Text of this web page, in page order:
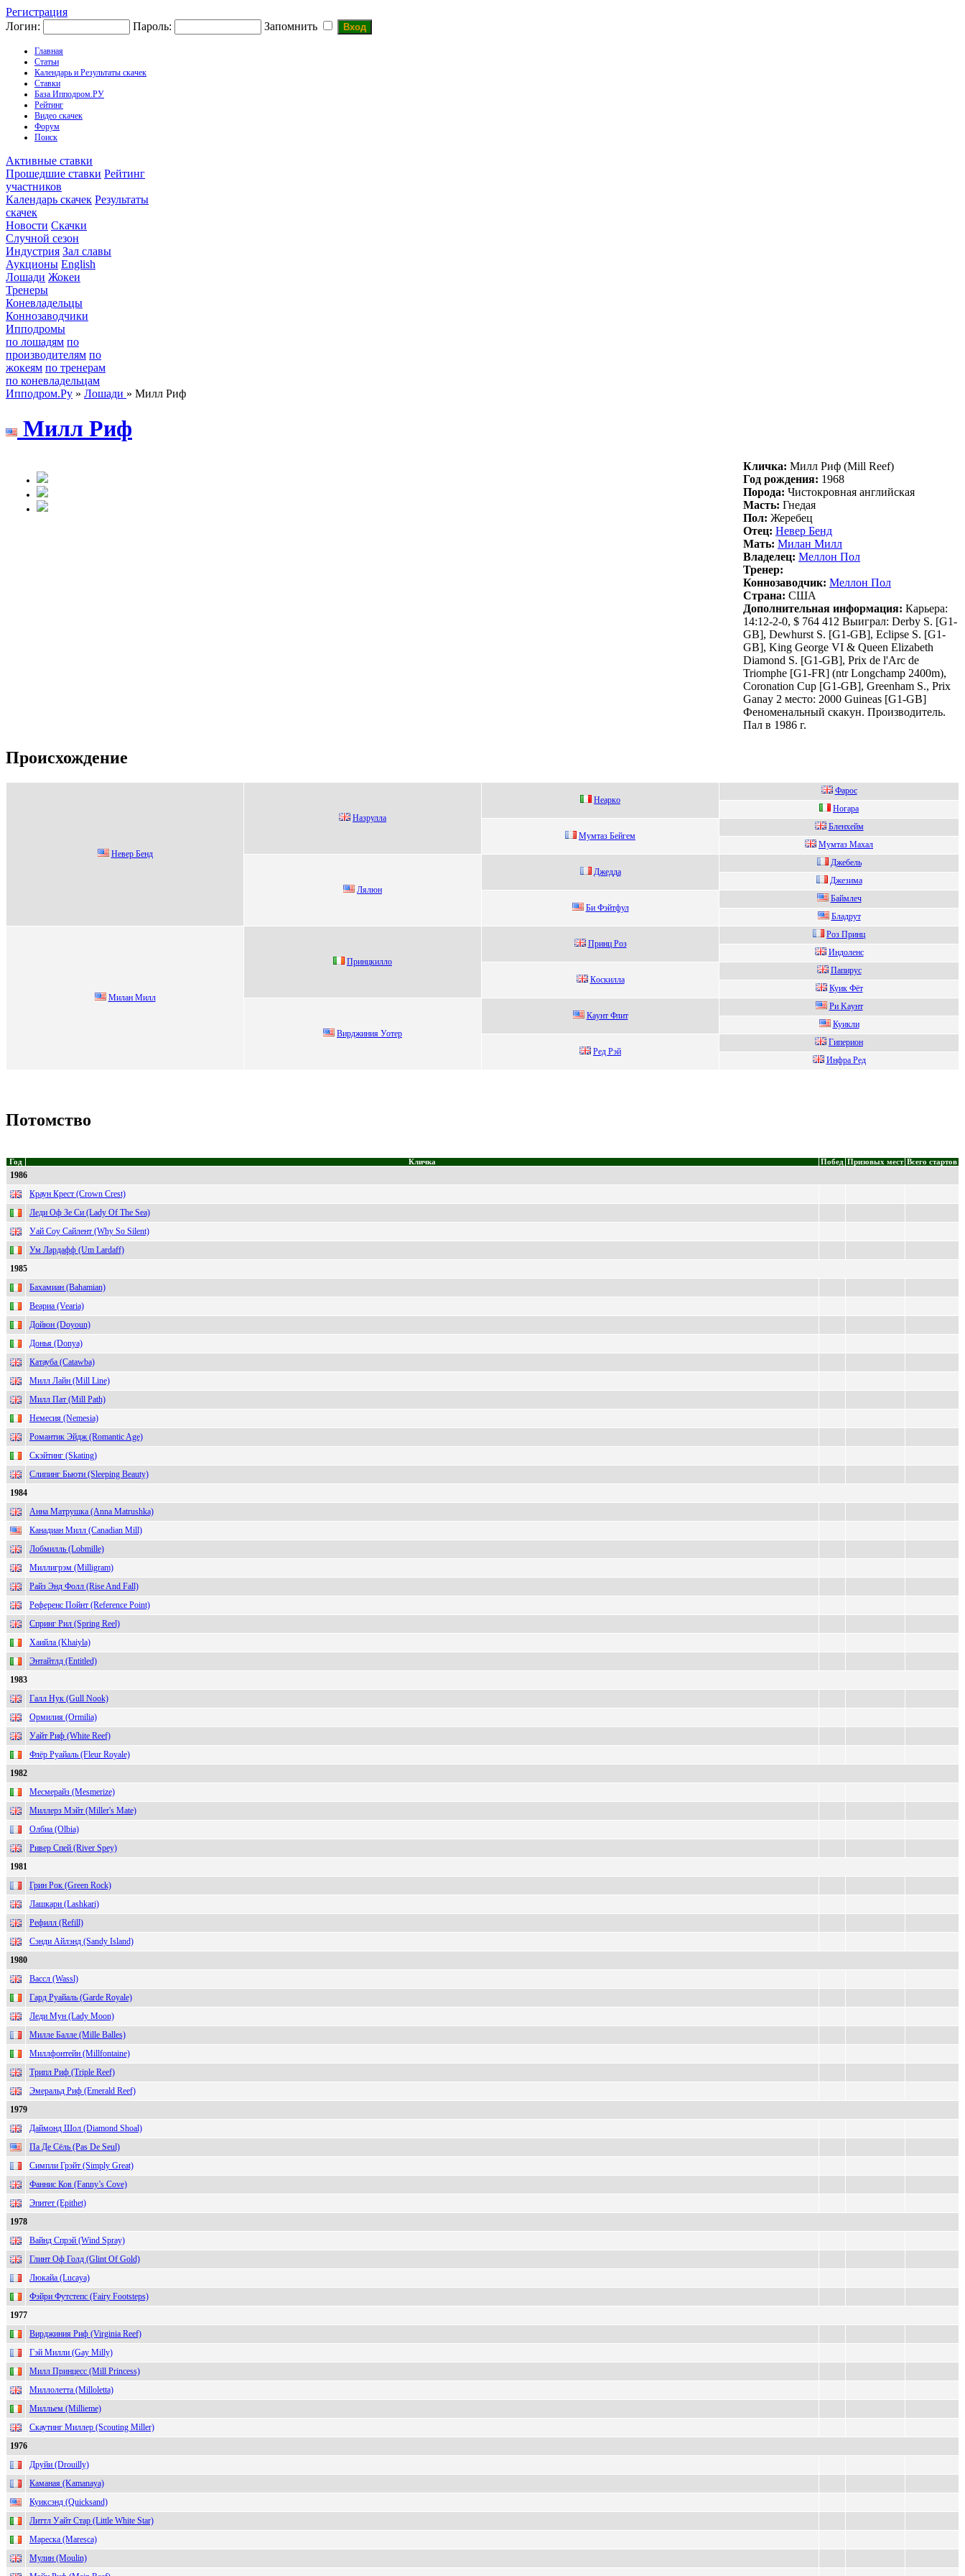
Регистрация
Логин:
Пароль: Запомнить
Главная
Статьи
Календарь и Результаты скачек
Ставки
База Ипподром.РУ
Рейтинг
Видео скачек
Форум
Поиск
Активные ставки
Прошедшие ставки Рейтинг
участников
Календарь скачек Результаты
скачек
Новости Скачки
Случной сезон
Индустрия Зал славы
Аукционы English
Лошади Жокеи
Тренеры
Коневладельцы
Коннозаводчики
Ипподромы
по лошадям по
производителям по
жокеям по тренерам
по коневладельцам
Ипподром.Ру » Лошади » Милл Риф
Милл Риф
Кличка: Милл Риф (Mill Reef)
Год рождения: 1968
Порода: Чистокровная английская
Масть: Гнедая
Пол: Жеребец
Отец: Heвep Бeнд
Мать: Милан Милл
Владелец: Мeллoн Пoл
Тренер:
Коннозаводчик: Mеллон Пол
Страна: США
Дополнительная информация: Карьера:
14:12-2-0, $ 764 412 Выиграл: Derby S. [G1-
GB], Dewhurst S. [G1-GB], Eclipse S. [G1-
GB], King George VI & Queen Elizabeth
Diamond S. [G1-GB], Prix de l'Arc de
Triomphe [G1-FR] (ntr Longchamp 2400m),
Coronation Cup [G1-GB], Greenham S., Prix
Ganay 2 место: 2000 Guineas [G1-GB]
Феноменальный скакун. Производитель.
Пал в 1986 г.
Происхождение
Heвep Бeнд
Нaзруллa
Неapкo
Фaрoc
Ногaрa
Mумтаз Бейгем
Блeнxeйм
Mумтaз Maхaл
Лялюн
Джеддa
Джебель
Джезима
Би Фэйтфул
Бaймлeч
Блaдрут
Милан Милл
Пpинцкиллo
Пpинц Рoз
Poз Принц
Индoленс
Кoскиллa
Папируc
Куик Фёт
Bиpджиния Уотеp
Кaунт Флит
Pи Kaунт
Куикли
Pед Pэй
Гипеpион
Инфра Pед
Потомство
Год Кличка Побед Призовых мест Всего стартов
1986
Краун Крест (Crown Crest)
Леди Оф Зе Си (Lady Of The Sea)
Уай Соу Сайлент (Why So Silent)
Ум Лардафф (Um Lardaff)
1985
Бахамиан (Bahamian)
Веариа (Vearia)
Дойюн (Doyoun)
Донья (Donya)
Катауба (Catawba)
Милл Лайн (Mill Line)
Милл Пат (Mill Path)
Немесия (Nemesia)
Романтик Эйдж (Romantic Age)
Скэйтинг (Skating)
Слипинг Бьюти (Sleeping Beauty)
1984
Анна Матрушка (Anna Matrushka)
Канадиан Милл (Canadian Mill)
Лобмилль (Lobmille)
Миллигрэм (Milligram)
Райз Энд Фолл (Rise And Fall)
Референс Пойнт (Reference Point)
Спринг Рил (Spring Reel)
Хаийла (Khaiyla)
Энтайтлд (Entitled)
1983
Галл Нук (Gull Nook)
Ормилия (Ormilia)
Уайт Риф (White Reef)
Флёр Руайаль (Fleur Royale)
1982
Месмерайз (Mesmerize)
Миллерз Мэйт (Miller's Mate)
Олбиа (Olbia)
Ривер Спей (River Spey)
1981
Грин Рок (Green Rock)
Лашкари (Lashkari)
Рефилл (Refill)
Сэнди Айлэнд (Sandy Island)
1980
Вассл (Wassl)
Гард Руайаль (Garde Royale)
Леди Мун (Lady Moon)
Милле Балле (Mille Balles)
Миллфонтейн (Millfontaine)
Трипл Риф (Triple Reef)
Эмеральд Риф (Emerald Reef)
1979
Даймонд Шол (Diamond Shoal)
Па Де Сёль (Pas De Seul)
Симпли Грэйт (Simply Great)
Фаннис Ков (Fanny’s Cove)
Эпитет (Epithet)
1978
Вайнд Спрэй (Wind Spray)
Глинт Оф Голд (Glint Of Gold)
Люкайа (Lucaya)
Фэйри Футстепс (Fairy Footsteps)
1977
Вирджиния Риф (Virginia Reef)
Гэй Милли (Gay Milly)
Милл Принцесс (Mill Princess)
Миллолетта (Milloletta)
Милльем (Millieme)
Скаутинг Миллер (Scouting Miller)
1976
Друйи (Drouilly)
Каманая (Kamanaya)
Куиксэнд (Quicksand)
Литтл Уайт Стар (Little White Star)
Мареска (Maresca)
Мулин (Moulin)